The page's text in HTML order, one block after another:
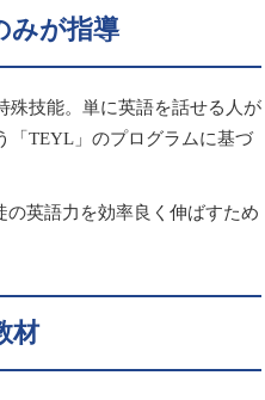
みが指導
殊技能。単に英語を話せる人が
「TEYL」のプログラムに基づ
の英語力を効率良く伸ばすため
材